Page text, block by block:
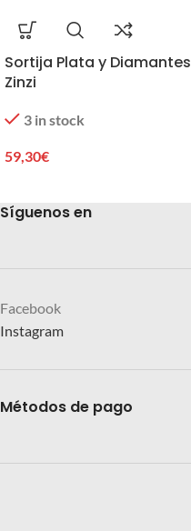
Sortija Plata y Diamantes
Zinzi
3 in stock
59,30€
Síguenos en
Facebook
Instagram
Métodos de pago